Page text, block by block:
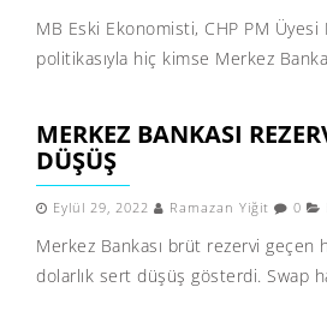
MB Eski Ekonomisti, CHP PM Üyesi
politikasıyla hiç kimse Merkez
MERKEZ BANKASI
DÜŞÜŞ
Eylül 29, 2022 Ramazan Yiğit 0
Merkez Bankası brüt rezervi geçen
dolarlık sert düşüş gösterdi. Swap